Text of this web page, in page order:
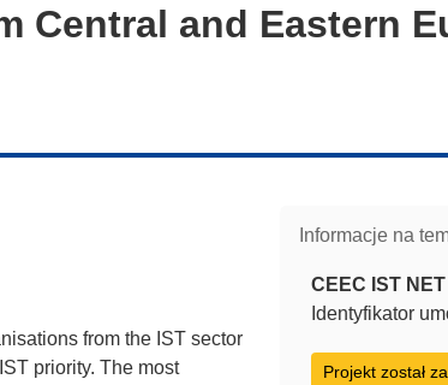
Central and Eastern
Informacje na
CEEC IST NET
Identyfikator
Projekt został
from the IST sector
priority. The most